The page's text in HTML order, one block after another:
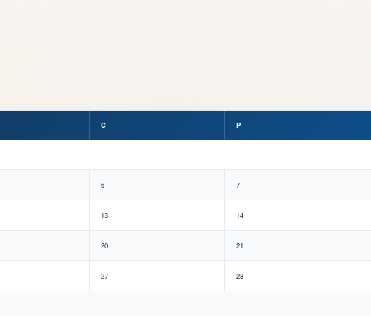
C P
6 7
13 14
20 21
27 28